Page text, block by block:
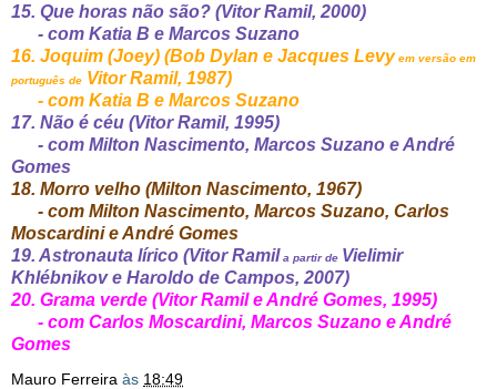
15. Que horas não são? (Vitor Ramil, 2000)
- com Katia B e Marcos Suzano
16. Joquim (Joey) (Bob Dylan e Jacques Levy em versão em
português de Vitor Ramil, 1987)
- com Katia B e Marcos Suzano
17. Não é céu (Vitor Ramil, 1995)
- com Milton Nascimento, Marcos Suzano e André
Gomes
18. Morro velho (Milton Nascimento, 1967)
- com Milton Nascimento, Marcos Suzano, Carlos
Moscardini e André Gomes
19. Astronauta lírico (Vitor Ramil a partir de Vielimir
Khlébnikov e Haroldo de Campos, 2007)
20. Grama verde (Vitor Ramil e André Gomes, 1995)
- com Carlos Moscardini, Marcos Suzano e André
Gomes
Mauro Ferreira às 18:49